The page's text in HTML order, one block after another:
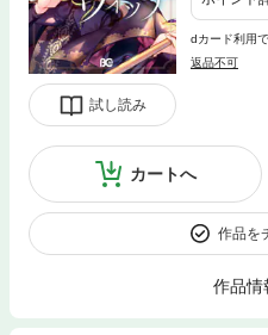
試し読み
dカード利用
返品不可
カートへ
作品を
作品情